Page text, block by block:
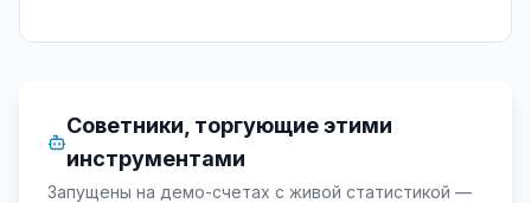
Советники, торгующие этими
инструментами
Запущены на демо-счетах с живой статистикой —